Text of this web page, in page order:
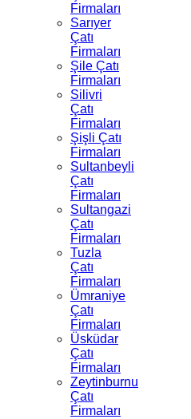
Firmaları
Sarıyer
Çatı
Firmaları
Şile Çatı
Firmaları
Silivri
Çatı
Firmaları
Şişli Çatı
Firmaları
Sultanbeyli
Çatı
Firmaları
Sultangazi
Çatı
Firmaları
Tuzla
Çatı
Firmaları
Ümraniye
Çatı
Firmaları
Üsküdar
Çatı
Firmaları
Zeytinburnu
Çatı
Firmaları